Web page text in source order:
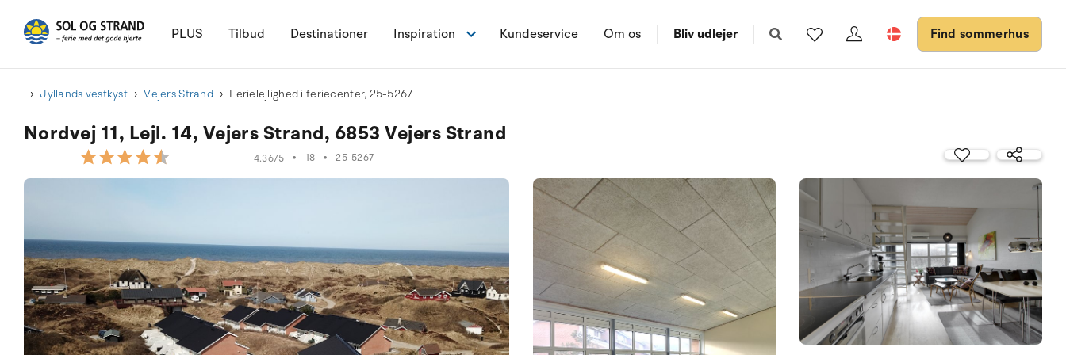
PLUS Tilbud Destinationer Inspiration Kundeservice Om os Bliv udlejer Find sommerhus
Jyllands vestkyst Vejers Strand Ferielejlighed i feriecenter, 25-5267
Nordvej 11, Lejl. 14, Vejers Strand, 6853 Vejers Strand
4.36/5 • 18 • 25-5267